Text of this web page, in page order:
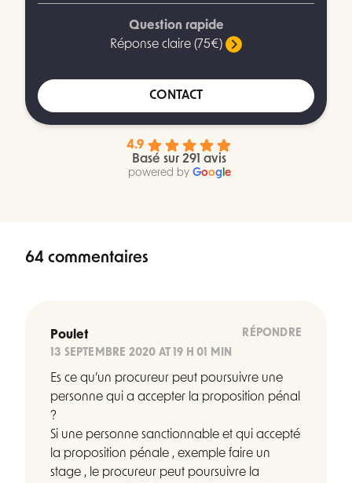
Question rapide
Réponse claire (75€)
CONTACT
4.9
Basé sur 291 avis
powered by Google
64 commentaires
Poulet
13 SEPTEMBRE 2020 AT 19 H 01 MIN
RÉPONDRE
Es ce qu’un procureur peut poursuivre une
personne qui a accepter la proposition pénal
?
Si une personne sanctionnable et qui accepté
la proposition pénale , exemple faire un
stage , le procureur peut poursuivre la